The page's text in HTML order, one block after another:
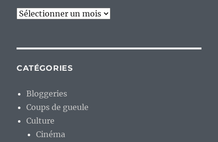
Archives
CATÉGORIES
Bloggeries
Coups de gueule
Culture
Cinéma